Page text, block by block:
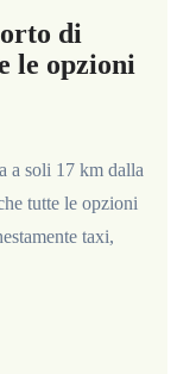
di
le opzioni
a soli 17 km dalla
tutte le opzioni
taxi,